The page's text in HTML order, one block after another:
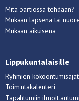
Mitä partiossa tehdään?
Mukaan lapsena tai
Mukaan aikuisena
Lippukuntalaisille
Ryhmien kokoontumisajat
Toimintakalenteri
Tapahtumiin